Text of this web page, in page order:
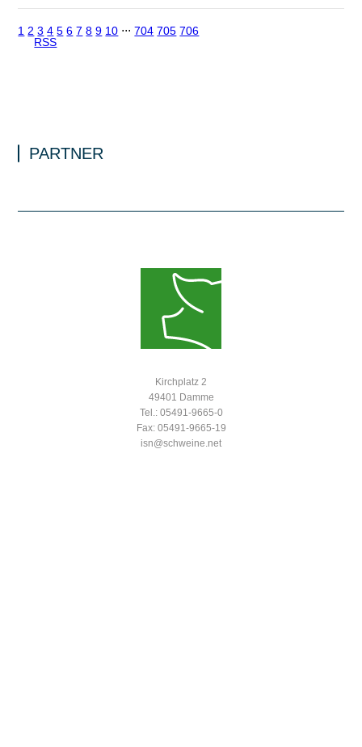
1 2 3 4 5 6 7 8 9 10 ⋅⋅⋅704 705 706
RSS
PARTNER
Kirchplatz 2
49401 Damme
Tel.: 05491-9665-0
Fax: 05491-9665-19
isn@schweine.net